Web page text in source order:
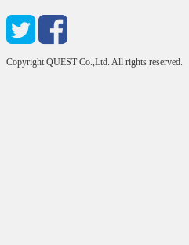
Copyright QUEST Co.,Ltd. All rights reserved.